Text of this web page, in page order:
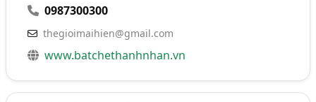
0987300300
thegioimaihien@gmail.com
www.batchethanhnhan.vn